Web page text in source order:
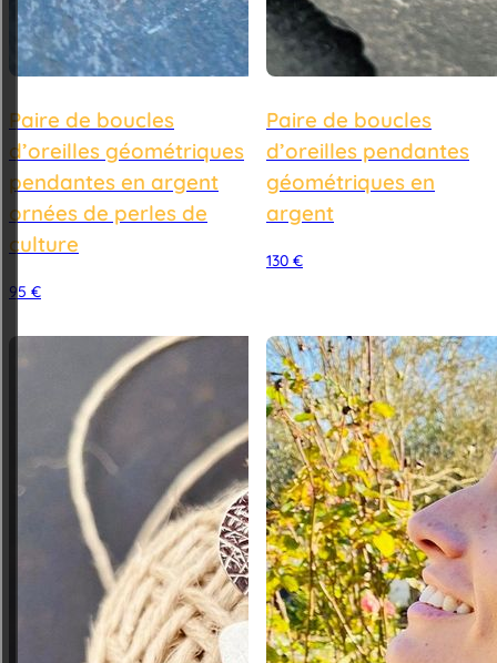
Paire de boucles
d’oreilles géométriques
pendantes en argent
ornées de perles de
culture
95 €
Paire de boucles
d’oreilles pendantes
géométriques en
argent
130 €